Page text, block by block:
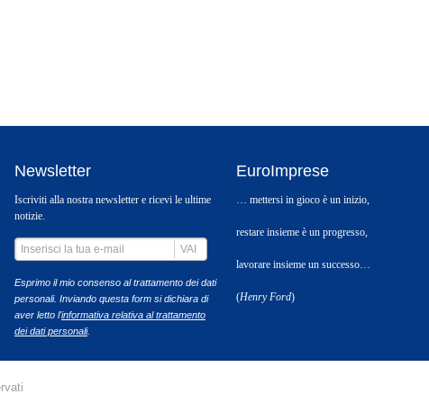
Newsletter
Iscriviti alla nostra newsletter e ricevi le ultime
notizie.
VAI
Esprimo il mio consenso al trattamento dei dati
personali. Inviando questa form si dichiara di
aver letto l'informativa relativa al trattamento
dei dati personali.
EuroImprese
… mettersi in gioco è un inizio,
restare insieme è un progresso,
lavorare insieme un successo…
(Henry Ford)